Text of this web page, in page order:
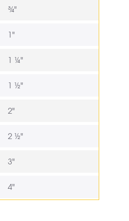
¾"
1"
1 ¼"
1 ½"
2"
2 ½"
3"
4"